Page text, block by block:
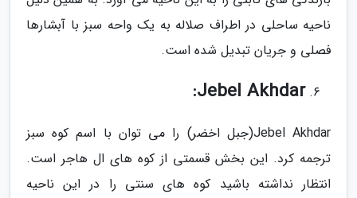
ناحیه ساحلی در اطراف صلاله به یک واحه سبز با آبشارها
فصلی و جریان تبدیل شده است.
Jebel Akhdar:
Jebel Akhdar(جبل اخضر) را می توان با اسم کوه سبز
ترجمه کرد. این بخش قسمتی از کوه های ال هاجر است.
انتظار نداشته باشید کوه های سنتی را در این ناحیه